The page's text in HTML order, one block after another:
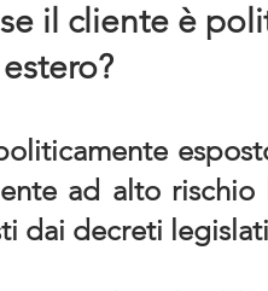
il cliente è
ad alto
dai decreti